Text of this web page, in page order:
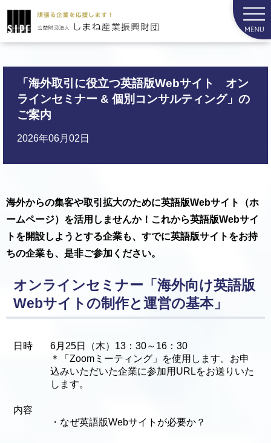
「海外取引に役立つ英語版Webサイト オン
ラインセミナー & 個別コンサルティング」の
ご案内
2026年06月02日
海外からの集客や取引拡大のために英語版Webサイト（ホ
ームページ）を活用しませんか！ これから英語版Webサイ
トを開設しようとする企業も、すでに英語版サイトをお持
ちの企業も、是非ご参加ください。
オンラインセミナー「海外向け英語版
Webサイトの制作と運営の基本」
日時
6月25日（木）13：30～16：30
＊「Zoomミーティング」を使用します。お申
込みいただいた企業に参加用URLをお送りいた
します。
内容
・なぜ英語版Webサイトが必要か？